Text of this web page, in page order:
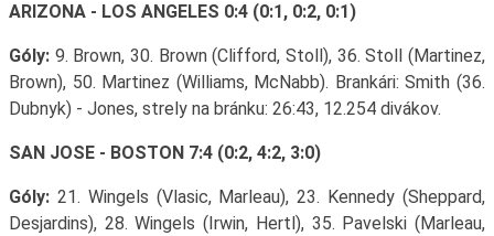
ARIZONA - LOS ANGELES 0:4 (0:1, 0:2, 0:1)
Góly:9. Brown, 30. Brown (Clifford, Stoll), 36. Stoll (Martinez,
Brown), 50. Martinez (Williams, McNabb). Brankári: Smith (36.
Dubnyk) - Jones, strely na bránku: 26:43, 12.254 divákov.
SAN JOSE - BOSTON 7:4 (0:2, 4:2, 3:0)
Góly:21. Wingels (Vlasic, Marleau), 23. Kennedy (Sheppard,
Desjardins), 28. Wingels (Irwin, Hertl), 35. Pavelski (Marleau,